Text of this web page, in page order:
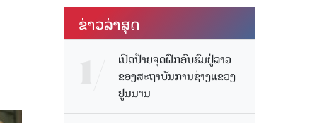
ຂ່າວ​ລ່າ​ສຸດ
ເປີດປ້າຍຈຸດຝຶກອົບຮົມຢູ່ລາວ
ຂອງສະຖາບັນການຊ່າງແຂວງ
ຢູນນານ